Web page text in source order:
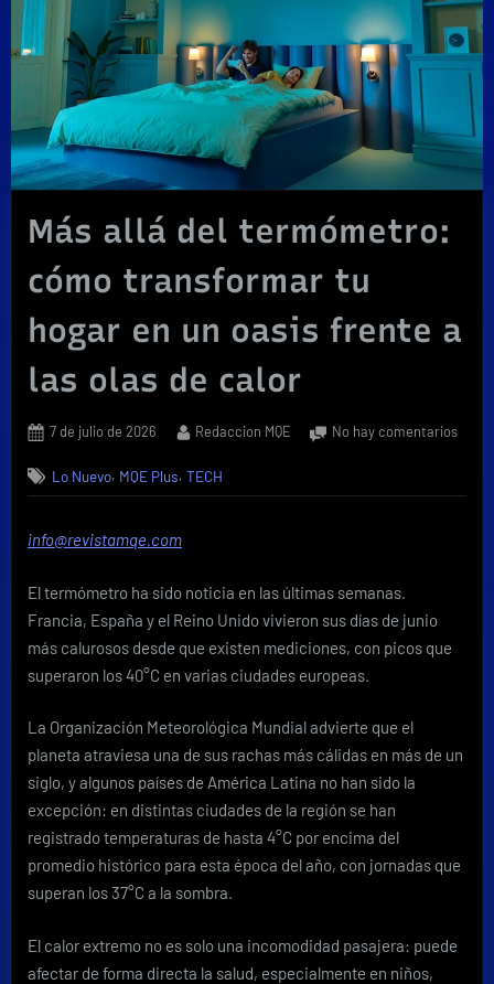
Más allá del termómetro:
cómo transformar tu
hogar en un oasis frente a
las olas de calor
Posted
7 de julio de 2026 By
Redaccion MQE No hay comentariosen
del
las
Lo Nuevo, MQE Plus,TECH
info@revistamqe.com
El termómetro ha sido noticia en las últimas semanas.
Francia, España y el Reino Unido vivieron sus días de junio
más calurosos desde que existen mediciones, con picos que
superaron los 40°C en varias ciudades europeas.
La Organización Meteorológica Mundial advierte que el
planeta atraviesa una de sus rachas más cálidas en más de un
siglo, y algunos países de América Latina no han sido la
excepción: en distintas ciudades de la región se han
registrado temperaturas de hasta 4°C por encima del
promedio histórico para esta época del año, con jornadas que
superan los 37°C a la sombra.
El calor extremo no es solo una incomodidad pasajera: puede
afectar de forma directa la salud, especialmente en niños,